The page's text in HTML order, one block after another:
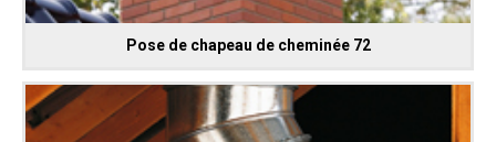
Pose de chapeau de cheminée 72